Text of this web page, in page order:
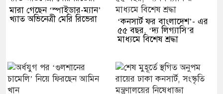
মারা গেছেন ‘স্পাইডার-ম্যান’
খ্যাত অভিনেত্রী মেরি রিভেরা
‘কনসার্ট ফর বাংলাদেশ’- এর
৫৫ বছর, ‘দ্য লিগ্যাসি’র
মাধ্যমে বিশেষ শ্রদ্ধা